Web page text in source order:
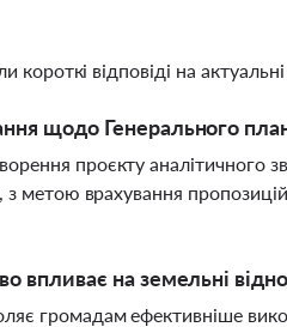
відповіді на
щодо Генерального
проєкту аналітичного
з метою врахування
впливає на земельні
громадам ефективніше